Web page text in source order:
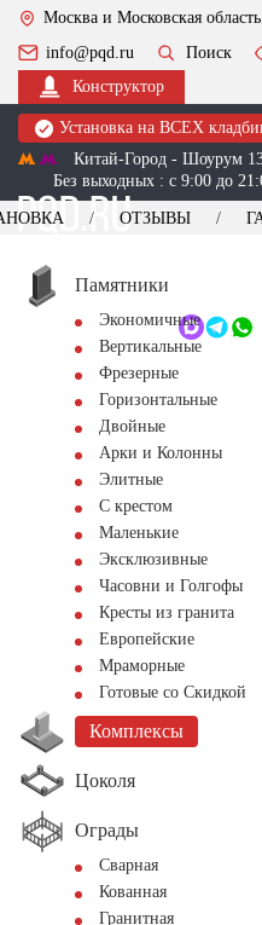
Москва и Московская область
info@pqd.ru
Поиск
Конструктор
Установка на ВСЕХ
Китай-Город - Шоурум
Без выходных : с 9:00 до
+7 (495) 518-44-23
Обратный звонок
ОТЗЫВЫ
Памятники
Экономичные
Вертикальные
Фрезерные
Горизонтальные
Двойные
Арки и Колонны
Элитные
С крестом
Маленькие
Эксклюзивные
Часовни и Голгофы
Кресты из гранита
Европейские
Мраморные
Готовые со Скидкой
Комплексы
Цоколя
Ограды
Сварная
Кованная
Гранитная